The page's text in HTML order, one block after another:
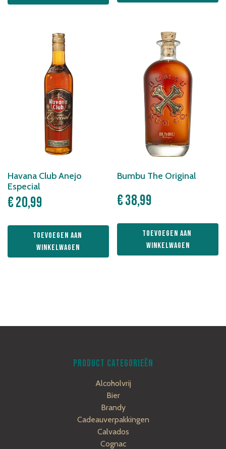
Havana Club Anejo
Especial
€20,99
Toevoegen aan
winkelwagen
Bumbu The Original
€38,99
Toevoegen aan
winkelwagen
PRODUCT CATEGORIEËN
Alcoholvrij
Bier
Brandy
Cadeauverpakkingen
Calvados
Cognac